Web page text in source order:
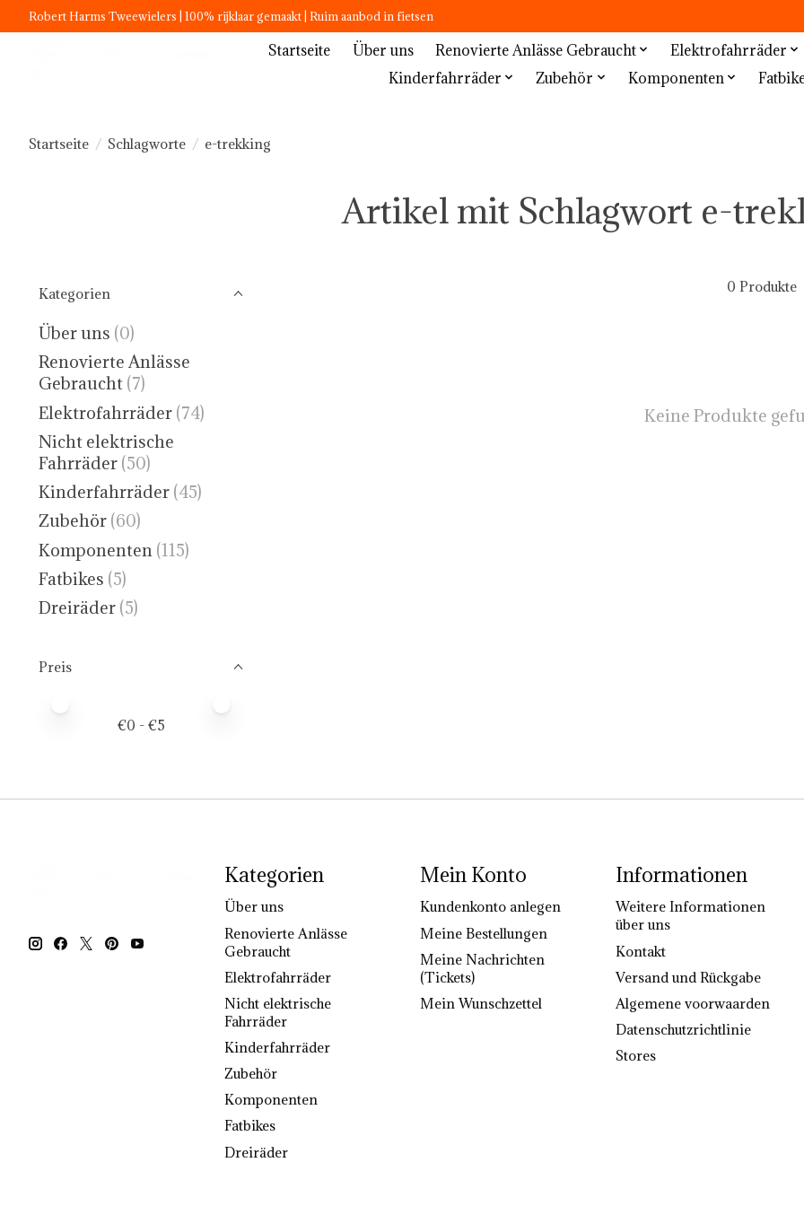
Robert Harms Tweewielers | 100% rijklaar gemaakt | Ruim aanbod in fietsen
Startseite Über uns Renovierte Anlässe Gebraucht Elektrofahrräder
Kinderfahrräder
Zubehör Komponenten
Startseite / Schlagworte / e-trekking
Artikel mit Schlagwort e-
Kategorien
Über uns (0)
Renovierte Anlässe
Gebraucht (7)
Elektrofahrräder (74)
Nicht elektrische
Fahrräder (50)
Kinderfahrräder (45)
Zubehör (60)
Komponenten (115)
Fatbikes (5)
Dreiräder (5)
Preis
€0 - €5
0 Produkte
Keine Produkte
Kategorien
Über uns
Renovierte Anlässe
Gebraucht
Elektrofahrräder
Nicht elektrische
Fahrräder
Kinderfahrräder
Zubehör
Komponenten
Fatbikes
Dreiräder
Mein Konto
Kundenkonto anlegen
Meine Bestellungen
Meine Nachrichten
(Tickets)
Mein Wunschzettel
Informationen
Weitere Informationen
über uns
Kontakt
Versand und Rückgabe
Algemene voorwaarden
Datenschutzrichtlinie
Stores